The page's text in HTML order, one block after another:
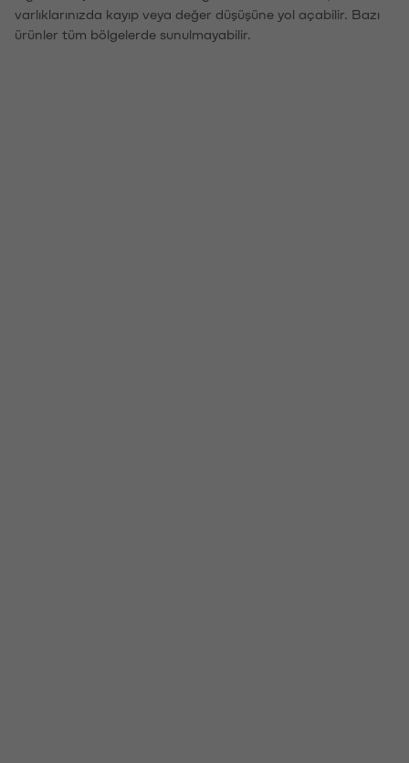
varlıklarınızda kayıp veya değer düşüşüne yol açabilir. Bazı
ürünler tüm bölgelerde sunulmayabilir.